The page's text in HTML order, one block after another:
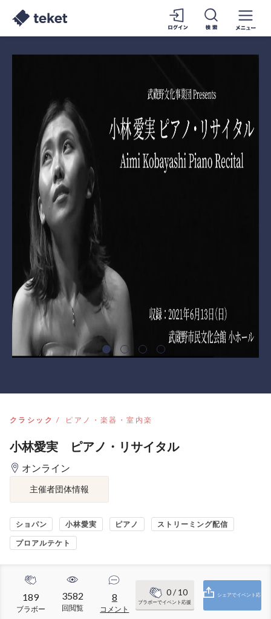
クラシック ピアノ・楽器・室内楽
小林愛実 ピアノ・リサイタル
オンライン
主催者団体情報
ショパン 小林愛実 ピアノ ストリーミング配信
プロアルテケト
189
ブラボー
3582
回閲覧
8
コメント
0/ 10
ブラボーでイベント応援
シェアでイベント応